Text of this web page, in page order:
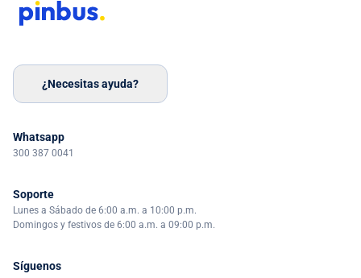
¿Necesitas ayuda?
Whatsapp
300 387 0041
Soporte
Lunes a Sábado de 6:00 a.m. a 10:00 p.m.
Domingos y festivos de 6:00 a.m. a 09:00 p.m.
Síguenos